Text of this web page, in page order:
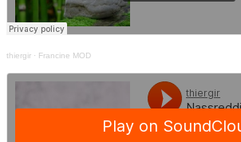
thiergir · Francine MOD